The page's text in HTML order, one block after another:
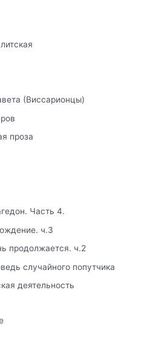
(Виссарионцы)
проза
Часть 4.
ч.3
продолжается. ч.2
случайного попутчика
деятельность